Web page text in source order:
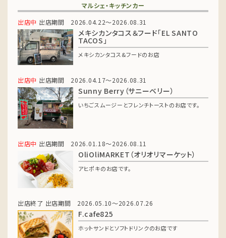
マルシェ・キッチンカー
出店中 出店期間 2026.04.22～2026.08.31
メキシカンタコス＆フード「EL SANTO
TACOS」
メキシカンタコス&フードのお店
出店中 出店期間 2026.04.17～2026.08.31
Sunny Berry（サニーベリー）
いちごスムージーとフレンチトーストのお店です。
出店中 出店期間 2026.01.18～2026.08.11
OliOliMARKET（オリオリマーケット）
アヒポキのお店です。
出店終了 出店期間 2026.05.10～2026.07.26
F.cafe825
ホットサンドとソフトドリンクのお店です